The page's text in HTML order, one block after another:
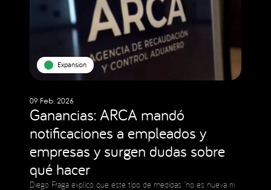
Expansion
09 Feb. 2026
Ganancias: ARCA mandó
notificaciones a empleados y
empresas y surgen dudas sobre
qué hacer
Diego Fraga explicó que este tipo de medidas “no es nueva ni